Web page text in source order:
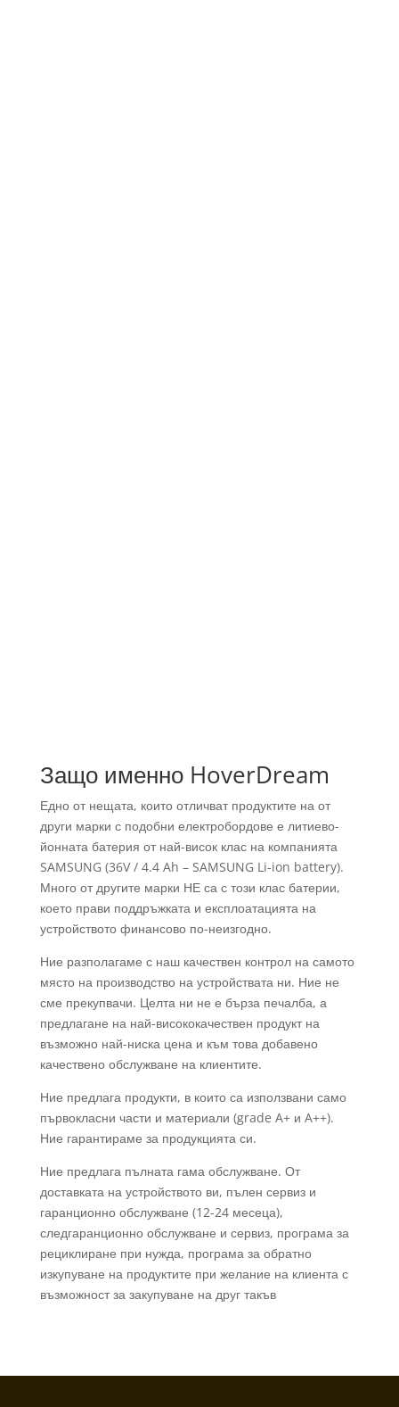
Защо именно HoverDream
Едно от нещата, които отличват продуктите на от
други марки с подобни електробордове е литиево-
йонната батерия от най-висок клас на компанията
SAMSUNG (36V / 4.4 Ah – SAMSUNG Li-ion battery).
Много от другите марки НЕ са с този клас батерии,
което прави поддръжката и експлоатацията на
устройството финансово по-неизгодно.
Ние разполагаме с наш качествен контрол на самото
място на производство на устройствата ни. Ние не
сме прекупвачи. Целта ни не е бърза печалба, а
предлагане на най-висококачествен продукт на
възможно най-ниска цена и към това добавено
качествено обслужване на клиентите.
Ние предлага продукти, в които са използвани само
първокласни части и материали (grade A+ и A++).
Ние гарантираме за продукцията си.
Ние предлага пълната гама обслужване. От
доставката на устройството ви, пълен сервиз и
гаранционно обслужване (12-24 месеца),
следгаранционно обслужване и сервиз, програма за
рециклиране при нужда, програма за обратно
изкупуване на продуктите при желание на клиента с
възможност за закупуване на друг такъв